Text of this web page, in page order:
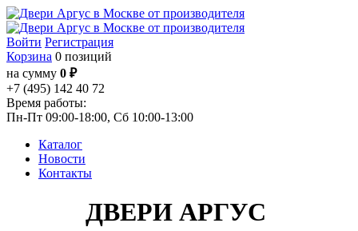
Войти Регистрация
Корзина 0 позиций
на сумму 0 ₽
+7 (495) 142 40 72
Время работы:
Пн-Пт 09:00-18:00, Сб 10:00-13:00
Каталог
Новости
Контакты
ДВЕРИ АРГУС